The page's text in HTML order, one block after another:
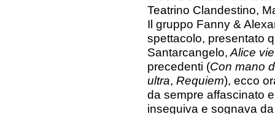
Teatrino Clandestino,
Il gruppo Fanny &
spettacolo, presentato
Santarcangelo, Alice
precedenti (Con mano
ultra, Requiem), ecco
da sempre affascinato
inseguiva e sognava